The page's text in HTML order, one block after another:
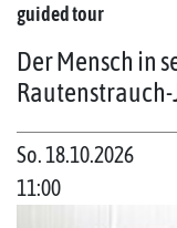
guided tour
Der Mensch in
So. 18.10.2026
11:00